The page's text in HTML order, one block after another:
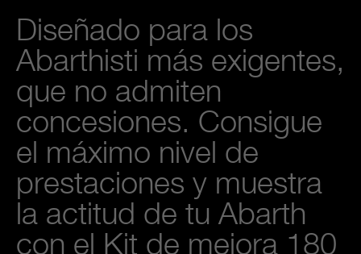
Diseñado para los
Abarthisti más exigentes,
que no admiten
concesiones. Consigue
el máximo nivel de
prestaciones y muestra
la actitud de tu Abarth
con el Kit de mejora 180